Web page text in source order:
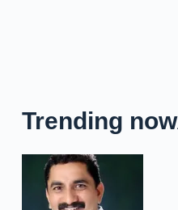
Trending now